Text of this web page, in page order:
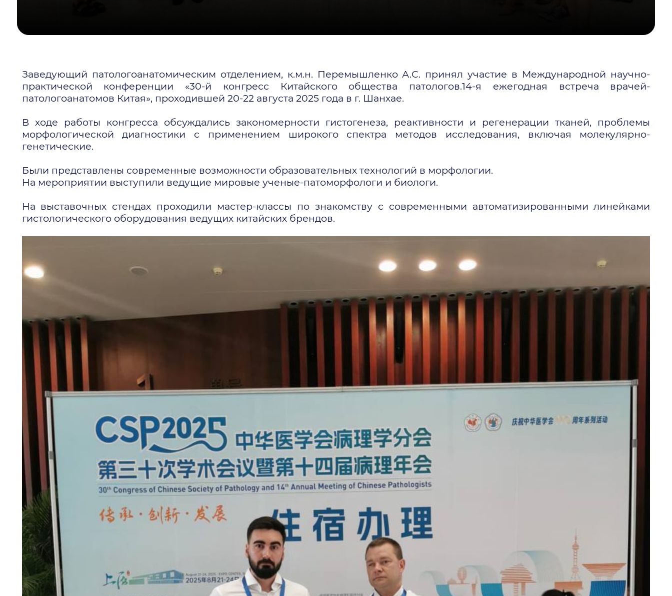
Заведующий патологоанатомическим отделением, к.м.н. Перемышленко А.С. принял участие в Международной научно-
практической конференции «30-й конгресс Китайского общества патологов.14-я ежегодная встреча врачей-
патологоанатомов Китая», проходившей 20-22 августа 2025 года в г. Шанхае.
В ходе работы конгресса обсуждались закономерности гистогенеза, реактивности и регенерации тканей, проблемы
морфологической диагностики с применением широкого спектра методов исследования, включая молекулярно-
генетические.
Были представлены современные возможности образовательных технологий в морфологии.
На мероприятии выступили ведущие мировые ученые-патоморфологи и биологи.
На выставочных стендах проходили мастер-классы по знакомству с современными автоматизированными линейками
гистологического оборудования ведущих китайских брендов.